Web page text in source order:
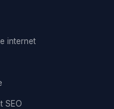
internet
SEO